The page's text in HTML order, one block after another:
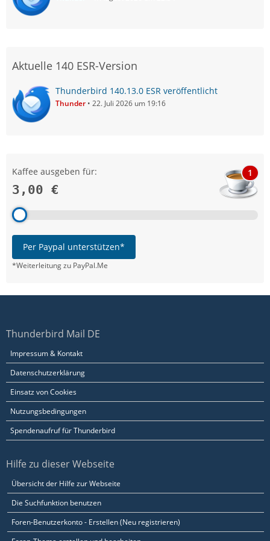
Aktuelle 140 ESR-Version
Thunderbird 140.13.0 ESR veröffentlicht
Thunder 22. Juli 2026 um 19:16
Kaffee ausgeben für:
3,00 €
1
Per Paypal unterstützen*
*Weiterleitung zu PayPal.Me
Thunderbird Mail DE
Impressum & Kontakt
Datenschutzerklärung
Einsatz von Cookies
Nutzungsbedingungen
Spendenaufruf für Thunderbird
Hilfe zu dieser Webseite
Übersicht der Hilfe zur Webseite
Die Suchfunktion benutzen
Foren-Benutzerkonto - Erstellen (Neu registrieren)